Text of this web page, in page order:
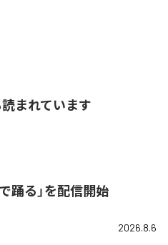
まれています
踊る」を配信開始
2026.8.6